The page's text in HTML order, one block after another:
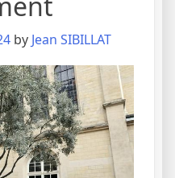
by Jean SIBILLAT